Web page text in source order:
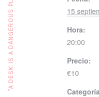
15
Hora:
20:00
Precio:
€10